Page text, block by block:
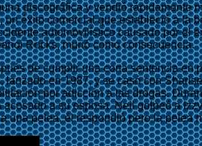
discográfica y vendió rápidamente
, un éxito comercial que estableció a la
automovilístico causado por
Rocks, murió como consecuencia.
de cumplir una corta sentencia
en 1987, y se casó con
por adicción a las drogas.
a su esposa. Neil golpeó a
una pelea, él respondió pero la pelea